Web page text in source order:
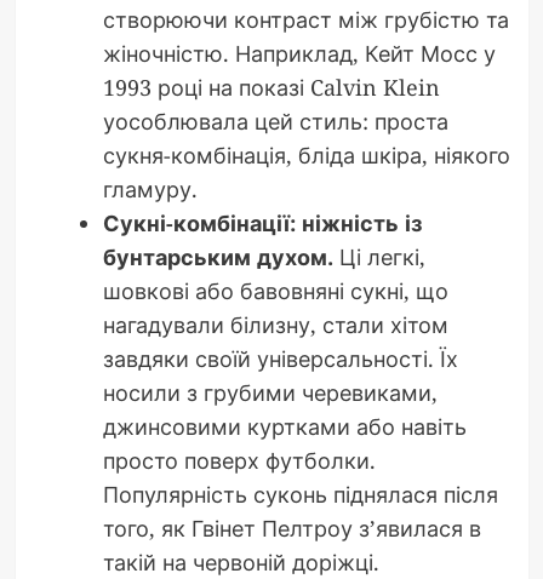
створюючи контраст між грубістю та
жіночністю. Наприклад, Кейт Мосс у
1993 році на показі Calvin Klein
уособлювала цей стиль: проста
сукня-комбінація, бліда шкіра, ніякого
гламуру.
Сукні-комбінації: ніжність із
бунтарським духом. Ці легкі,
шовкові або бавовняні сукні, що
нагадували білизну, стали хітом
завдяки своїй універсальності. Їх
носили з грубими черевиками,
джинсовими куртками або навіть
просто поверх футболки.
Популярність суконь піднялася після
того, як Гвінет Пелтроу з’явилася в
такій на червоній доріжці.